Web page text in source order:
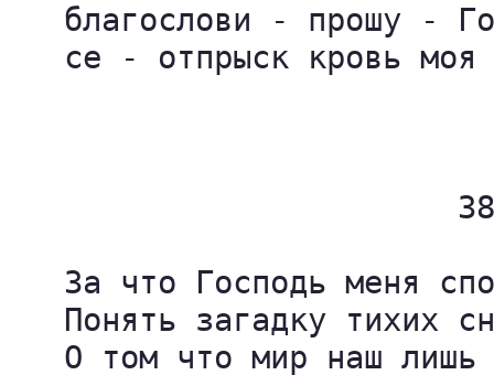
благослови - прошу -
се - отпрыск кровь моя
За что Господь меня
Понять загадку тихих
О том что мир наш лишь